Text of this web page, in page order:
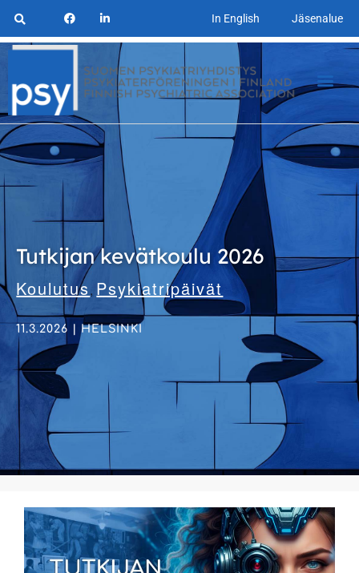
In English Jäsenalue
Tutkijan kevätkoulu 2026
Koulutus, Psykiatripäivät
11.3.2026 | HELSINKI